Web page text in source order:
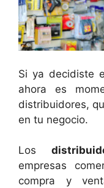
Si ya decidiste
ahora es
distribuidores,
en tu negocio.
Los
empresas
compra y